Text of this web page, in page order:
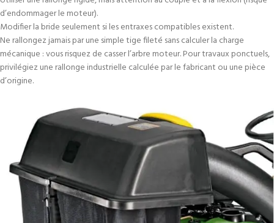
d’endommager le moteur).
Modifier la bride seulement si les entraxes compatibles existent.
Ne rallongez jamais par une simple tige fileté sans calculer la charge
mécanique : vous risquez de casser l’arbre moteur. Pour travaux ponctuels,
privilégiez une rallonge industrielle calculée par le fabricant ou une pièce
d’origine.